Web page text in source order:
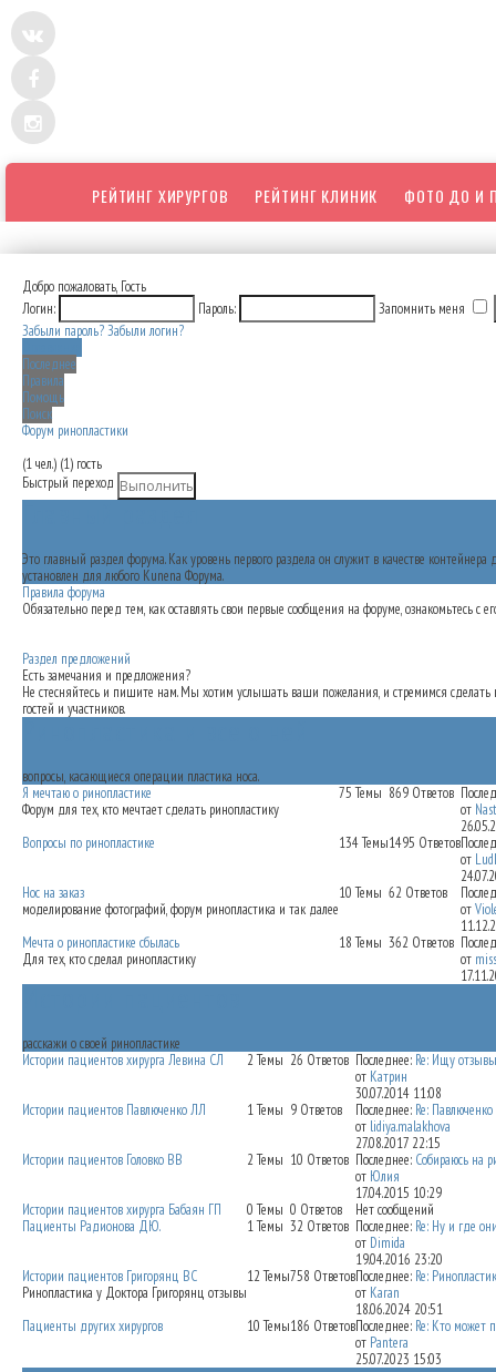
РЕЙТИНГ ХИРУРГОВ РЕЙТИНГ КЛИНИК ФОТО ДО И
Добро пожаловать, Гость
Логин:
Пароль:
Запомнить меня
Забыли пароль?Забыли логин?
Последнее
Правила
Помощь
Поиск
Форум ринопластики
(1 чел.) (1) гость
Быстрый переход
Это главный раздел форума. Как уровень первого раздела он служит в качестве
установлен для любого Kunena Форума.
Правила форума
Обязательно перед тем, как оставлять свои первые сообщения на форуме, ознакомьтесь с
Раздел предложений
Есть замечания и предложения?
Не стесняйтесь и пишите нам. Мы хотим услышать ваши пожелания, и стремимся
гостей и участников.
вопросы, касающиеся операции пластика носа.
Я мечтаю о ринопластике
Форум для тех, кто мечтает сделать ринопластику
75 Темы 869 Ответов
от
Вопросы по ринопластике
134Темы1495 Ответов
от
Нос на заказ
моделирование фотографий, форум ринопластика и так далее
10 Темы 62 Ответов
от
Мечта о ринопластике сбылась
Для тех, кто сделал ринопластику
18 Темы 362 Ответов
от
расскажи о своей ринопластике
Истории пациентов хирурга Левина СЛ
2 Темы 26 Ответов Последнее: Re: Ищу
от Катрин
30.07.2014 11:08
Истории пациентов Павлюченко ЛЛ
1Темы 9 Ответов Последнее: Re:
от lidiya.malakhova
27.08.2017 22:15
Истории пациентов Головко ВВ
2 Темы 10 Ответов Последнее: Собираюсь на
от Юлия
17.04.2015 10:29
Истории пациентов хирурга Бабаян ГП
0 Темы 0 Ответов
Нет сообщений
Пациенты Радионова ДЮ.
1Темы 32 Ответов Последнее: Re: Ну и где
от Dimida
19.04.2016 23:20
Истории пациентов Григорянц ВС
Ринопластика у Доктора Григорянц отзывы
12 Темы758 ОтветовПоследнее: Re:
от Karan
18.06.2024 20:51
Пациенты других хирургов
10 Темы186 ОтветовПоследнее: Re: Кто может
от Pantera
25.07.2023 15:03